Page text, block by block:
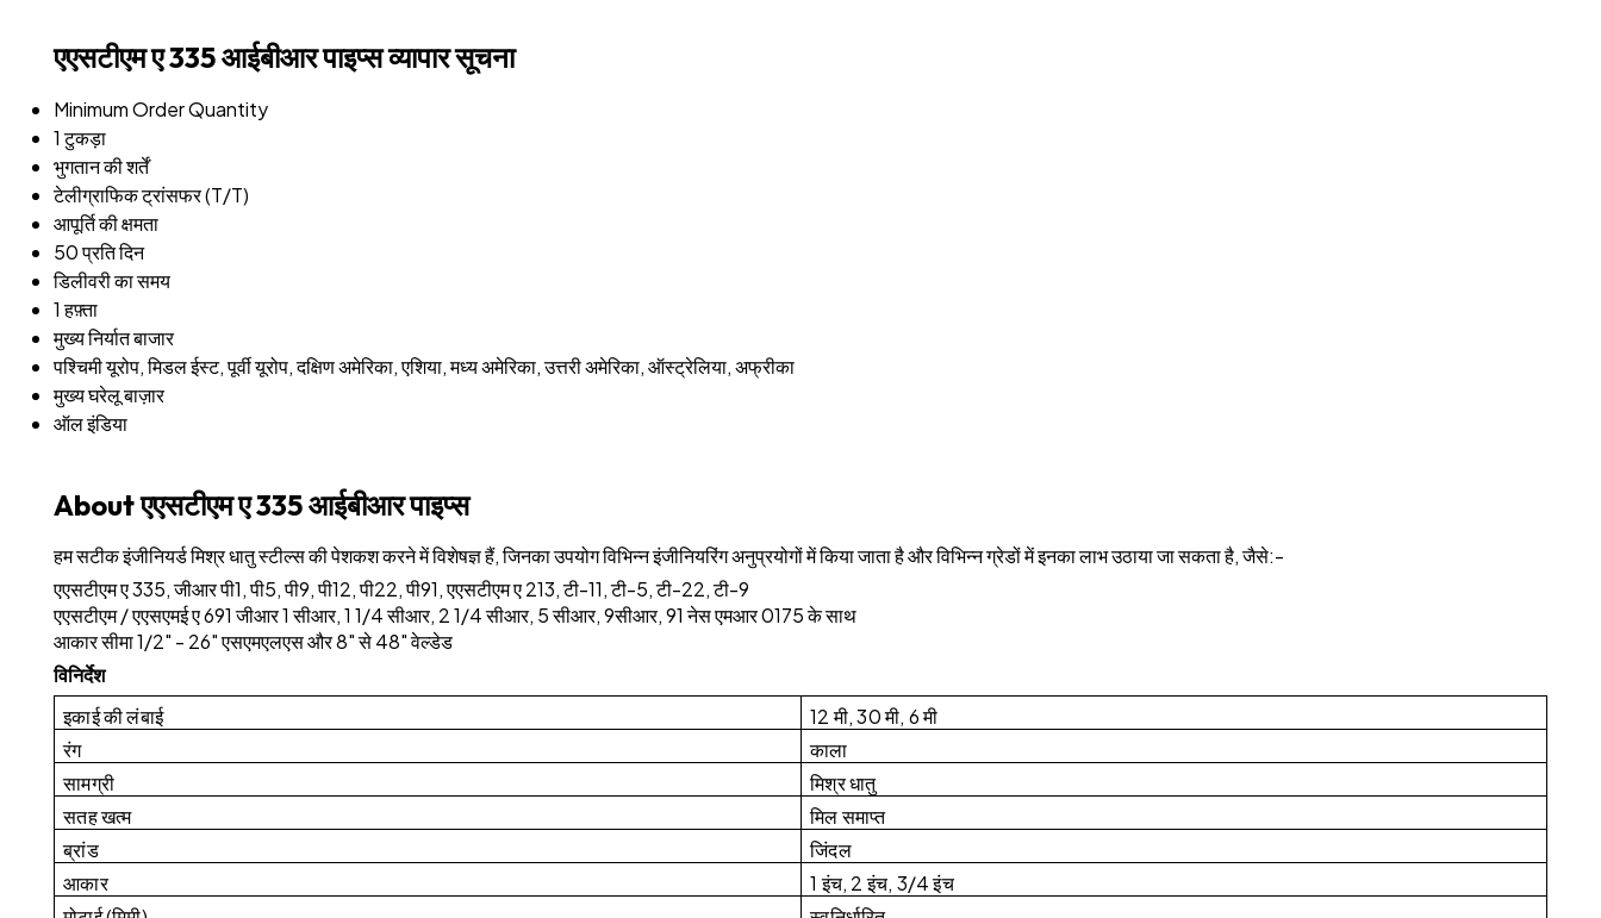
एएसटीएम ए 335 आईबीआर पाइप्स व्यापार सूचना
Minimum Order Quantity
1 टुकड़ा
भुगतान की शर्तें
टेलीग्राफिक ट्रांसफर (T/T)
आपूर्ति की क्षमता
50 प्रति दिन
डिलीवरी का समय
1 हफ़्ता
मुख्य निर्यात बाजार
पश्चिमी यूरोप, मिडल ईस्ट, पूर्वी यूरोप, दक्षिण अमेरिका, एशिया, मध्य अमेरिका, उत्तरी अमेरिका, ऑस्ट्रेलिया, अफ्रीका
मुख्य घरेलू बाज़ार
ऑल इंडिया
About एएसटीएम ए 335 आईबीआर पाइप्स
हम सटीक इंजीनियर्ड मिश्र धातु स्टील्स की पेशकश करने में विशेषज्ञ हैं, जिनका उपयोग विभिन्न इंजीनियरिंग अनुप्रयोगों में किया जाता है और विभिन्न ग्रेडों में इनका लाभ उठाया जा सकता है, जैसे:-
एएसटीएम ए 335, जीआर पी1, पी5, पी9, पी12, पी22, पी91, एएसटीएम ए 213, टी-11, टी-5, टी-22, टी-9
एएसटीएम / एएसएमई ए 691 जीआर 1 सीआर, 1 1/4 सीआर, 2 1/4 सीआर, 5 सीआर, 9सीआर, 91 नेस एमआर 0175 के साथ
आकार सीमा 1/2" - 26" एसएमएलएस और 8" से 48" वेल्डेड
विनिर्देश
इकाई की लंबाई
12 मी, 30 मी, 6 मी
रंग
काला
सामग्री
मिश्र धातु
सतह खत्म
मिल समाप्त
ब्रांड
जिंदल
आकार
1 इंच, 2 इंच, 3/4 इंच